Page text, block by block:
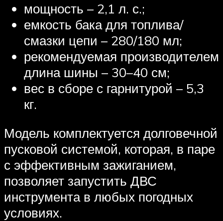
мощность – 2,1 л. с.;
емкость бака для топлива/
смазки цепи – 280/180 мл;
рекомендуемая производителем
длина шины – 30–40 см;
вес в сборе с гарнитурой – 5,3
кг.
Модель комплектуется долговечной
пусковой системой, которая, в паре
с эффективным зажиганием,
позволяет запустить ДВС
инструмента в любых погодных
условиях.